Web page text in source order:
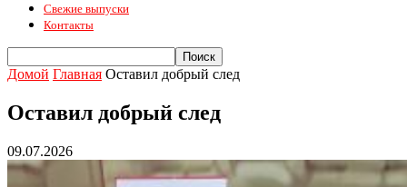
Свежие выпуски
Контакты
Домой Главная Оставил добрый след
Оставил добрый след
09.07.2026